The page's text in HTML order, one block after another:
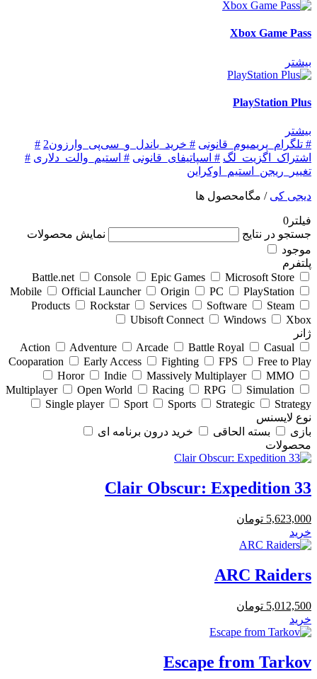
Xbox Game Pass
بیشتر
PlayStation Plus
بیشتر
# تلگرام_پریمیوم_قانونی # خرید_باندل_و_سی‌پی_وارزون2
#
اشتراک_اگزیت_لگ # اسپاتیفای_قانونی # استیم_والت_دلاری #
تغییر_ریجن_استیم_اوکراین
دیجی کی / مگامحصول ها
فیلتر 0
جستجو در نتایج
نمایش محصولات
موجود
پلتفرم
Battle.net
Console Epic Games
Microsoft Store
Mobile
Official Launcher Origin PC
PlayStation
Products
Rockstar Services Software
Steam
Ubisoft Connect
Windows
Xbox
ژانر
Action
Adventure Arcade Battle Royal
Casual
Cooparation
Early Access Fighting FPS
Free to Play
Horor
Indie Massively Multiplayer
MMO
Multiplayer
Open World Racing RPG
Simulation
Single player
Sport Sports Strategic
Strategy
نوع لایسنس
بازی
بسته الحاقی
خرید درون برنامه ای
محصولات
Clair Obscur: Expedition 33
5,623,000 تومان
خرید
ARC Raiders
5,012,500 تومان
خرید
Escape from Tarkov